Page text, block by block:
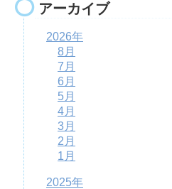
アーカイブ
2026年
8月
7月
6月
5月
4月
3月
2月
1月
2025年